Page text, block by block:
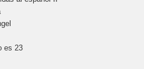
es 23